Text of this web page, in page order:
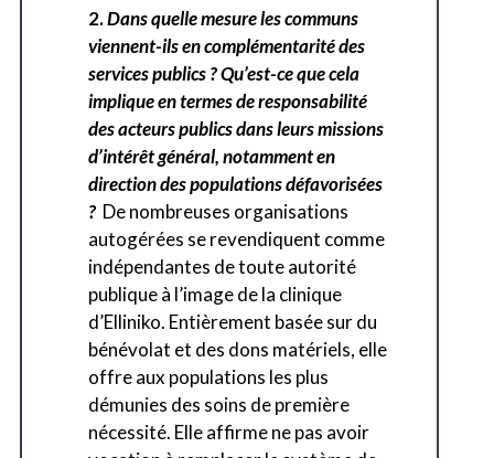
2.Dans quelle mesure les communs
viennent-ils en complémentarité des
services publics ? Qu’est-ce que cela
implique en termes de responsabilité
des acteurs publics dans leurs missions
d’intérêt général, notamment en
direction des populations défavorisées
? De nombreuses organisations
autogérées se revendiquent comme
indépendantes de toute autorité
publique à l’image de la clinique
d’Elliniko. Entièrement basée sur du
bénévolat et des dons matériels, elle
offre aux populations les plus
démunies des soins de première
nécessité. Elle affirme ne pas avoir